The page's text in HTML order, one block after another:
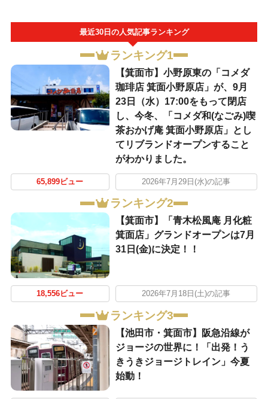
最近30日の人気記事ランキング
ランキング1
【箕面市】小野原東の「コメダ
珈琲店 箕面小野原店」が、9月
23日（水）17:00をもって閉店
し、今冬、「コメダ和(なごみ)喫
茶おかげ庵 箕面小野原店」とし
てリブランドオープンすること
がわかりました。
65,899ビュー 2026年7月29日(水)の記事
ランキング2
【箕面市】「青木松風庵 月化粧
箕面店」グランドオープンは7月
31日(金)に決定！！
18,556ビュー 2026年7月18日(土)の記事
ランキング3
【池田市・箕面市】阪急沿線が
ジョージの世界に！「出発！う
きうきジョージトレイン」今夏
始動！